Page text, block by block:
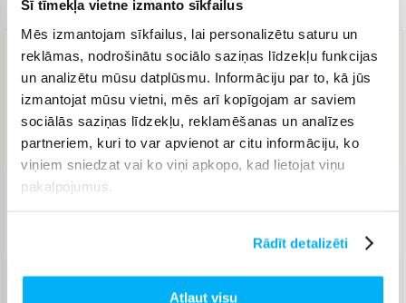
Šī tīmekļa vietne izmanto sīkfailus
Mēs izmantojam sīkfailus, lai personalizētu saturu un
reklāmas, nodrošinātu sociālo saziņas līdzekļu funkcijas
un analizētu mūsu datplūsmu. Informāciju par to, kā jūs
izmantojat mūsu vietni, mēs arī kopīgojam ar saviem
sociālās saziņas līdzekļu, reklamēšanas un analīzes
partneriem, kuri to var apvienot ar citu informāciju, ko
viņiem sniedzat vai ko viņi apkopo, kad lietojat viņu
pakalpojumus.
Rādīt detalizēti
Atļaut visu
69,00 €
IELIKT GROZĀ
Piegāde: 7-14 d.d.
(2,99 €)